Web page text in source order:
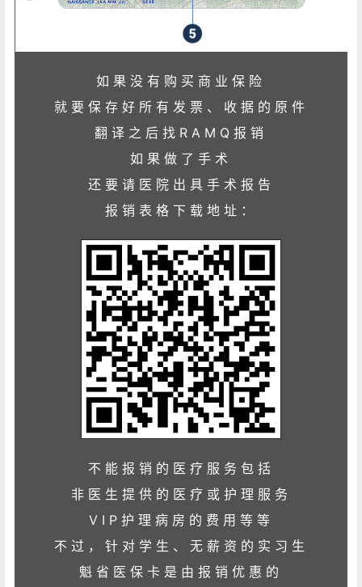
如果没有购买商业保险
就要保存好所有发票、收据的原件
翻译之后找RAMQ报销
如果做了手术
还要请医院出具手术报告
报销表格下载地址：
不能报销的医疗服务包括
非医生提供的医疗或护理服务
VIP护理病房的费用等等
不过，针对学生、无薪资的实习生
魁省医保卡是由报销优惠的